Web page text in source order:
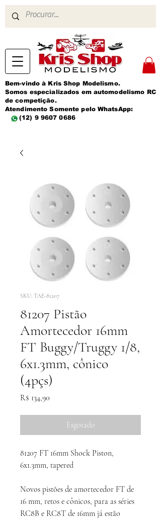
Bem-vindo à Kris Shop Modelismo.
Somos especializados em automodelismo RC
de competição.
Atendimento Somente pelo WhatsApp:
(12) 9 9607 0686
SKU: TAE-81207
81207 Pistão
Amortecedor 16mm
FT Buggy/Truggy 1/8,
6x1.3mm, cônico
(4pçs)
R$ 134,90
Esgotado
81207 FT 16mm Shock Piston,
6x1.3mm, tapered
Novos pistões de amortecedor FT de
16 mm, retos e cônicos, para as séries
RC8B e RC8T de 16mm já estão